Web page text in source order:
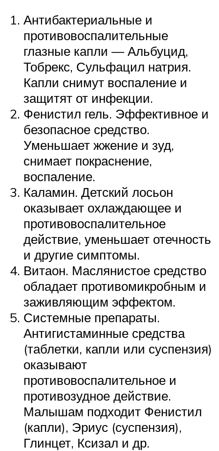
Антибактериальные и
противовоспалительные
глазные капли — Альбуцид,
Тобрекс, Сульфацил натрия.
Капли снимут воспаление и
защитят от инфекции.
Фенистил гель. Эффективное и
безопасное средство.
Уменьшает жжение и зуд,
снимает покраснение,
воспаление.
Каламин. Детский лосьон
оказывает охлаждающее и
противовоспалительное
действие, уменьшает отечность
и другие симптомы.
Витаон. Маслянистое средство
обладает противомикробным и
заживляющим эффектом.
Системные препараты.
Антигистаминные средства
(таблетки, капли или суспензия)
оказывают
противовоспалительное и
противозудное действие.
Малышам подходит Фенистил
(капли), Эриус (суспензия),
Глинцет, Ксизал и др.